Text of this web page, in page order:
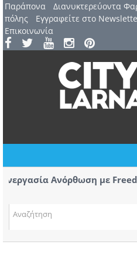
Παράπονα Διανυκτερεύοντα
πόλης
Εγγραφείτε στο
Επικοινωνία
ΤΟΠΙΚΑ ΝΕΑ
Ανόρθωση με
Ανόρθωση με